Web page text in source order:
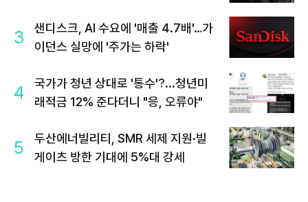
3
샌디스크, AI 수요에 '매출 4.7배'…가
이던스 실망에 '주가는 하락'
4
국가가 청년 상대로 '통수'?...청년미
래적금 12% 준다더니 "응, 오류야"
5
두산에너빌리티, SMR 세제 지원·빌
게이츠 방한 기대에 5%대 강세